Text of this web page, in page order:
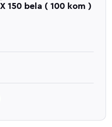
150 bela ( 100 kom )